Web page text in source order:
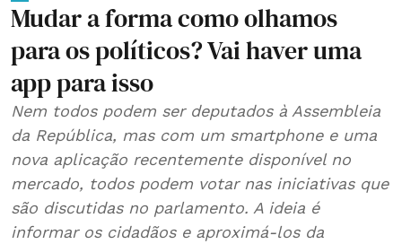
Mudar a forma como olhamos
para os políticos? Vai haver uma
app para isso
Nem todos podem ser deputados à Assembleia
da República, mas com um smartphone e uma
nova aplicação recentemente disponível no
mercado, todos podem votar nas iniciativas que
são discutidas no parlamento. A ideia é
informar os cidadãos e aproximá-los da